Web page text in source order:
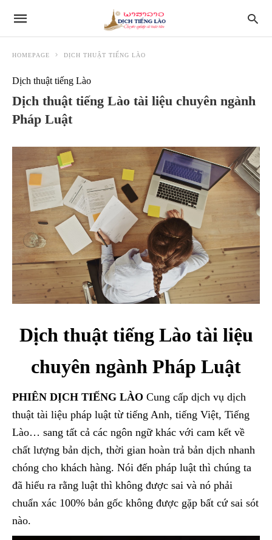
HOMEPAGE DỊCH THUẬT TIẾNG LÀO
Dịch thuật tiếng Lào
Dịch thuật tiếng Lào tài liệu chuyên ngành
Pháp Luật
Dịch thuật tiếng Lào tài liệu
chuyên ngành Pháp Luật
PHIÊN DỊCH TIẾNG LÀO Cung cấp dịch vụ dịch
thuật tài liệu pháp luật từ tiếng Anh, tiếng Việt, Tiếng
Lào… sang tất cả các ngôn ngữ khác với cam kết về
chất lượng bản dịch, thời gian hoàn trả bản dịch nhanh
chóng cho khách hàng. Nói đến pháp luật thì chúng ta
đã hiểu ra rằng luật thì không được sai và nó phải
chuẩn xác 100% bản gốc không được gặp bất cứ sai sót
nào.